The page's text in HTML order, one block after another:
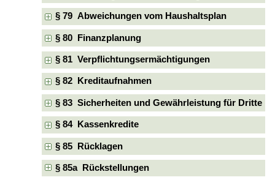
§ 79 Abweichungen vom Haushaltsplan
§ 80 Finanzplanung
§ 81 Verpflichtungsermächtigungen
§ 82 Kreditaufnahmen
§ 83 Sicherheiten und Gewährleistung für Dritte
§ 84 Kassenkredite
§ 85 Rücklagen
§ 85a Rückstellungen